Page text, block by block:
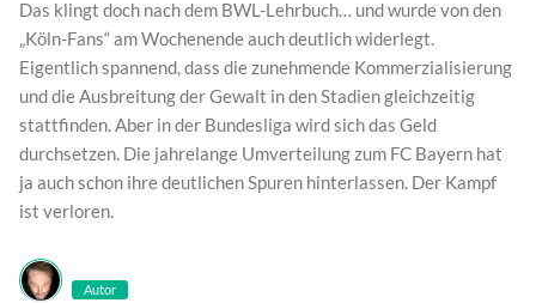
Das klingt doch nach dem BWL-Lehrbuch… und wurde von den
„Köln-Fans“ am Wochenende auch deutlich widerlegt.
Eigentlich spannend, dass die zunehmende Kommerzialisierung
und die Ausbreitung der Gewalt in den Stadien gleichzeitig
stattfinden. Aber in der Bundesliga wird sich das Geld
durchsetzen. Die jahrelange Umverteilung zum FC Bayern hat
ja auch schon ihre deutlichen Spuren hinterlassen. Der Kampf
ist verloren.
Autor